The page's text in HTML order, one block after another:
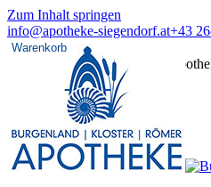
Zum Inhalt springen
info@apotheke-siegendorf.at+43
Warenkorb
Burgenland, Kloster, Römer
Onlineshop